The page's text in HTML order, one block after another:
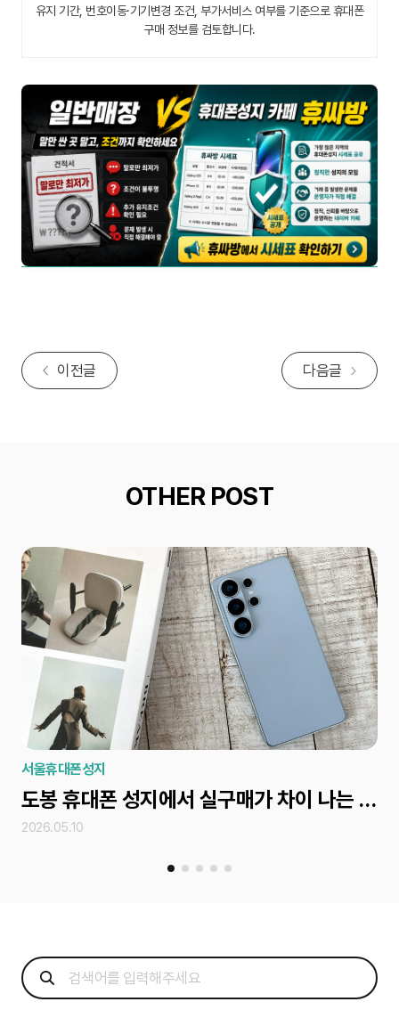
유지 기간, 번호이동·기기변경 조건, 부가서비스 여부를 기준으로 휴대폰
구매 정보를 검토합니다.
이전글 다음글
OTHER POST
서울휴대폰성지
도봉 휴대폰 성지에서 실구매가 차이 나는 조건 확인법
2026.05.10